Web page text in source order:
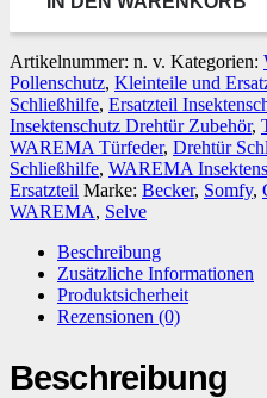
Artikelnummer: n. v. Kategorien:
Pollenschutz, Kleinteile und
Schließhilfe, Ersatzteil
Insektenschutz Drehtür Zubehör,
WAREMA Türfeder, Drehtür
Schließhilfe, WAREMA
Ersatzteil Marke: Becker, Somfy,
WAREMA, Selve
Beschreibung
Zusätzliche Informationen
Produktsicherheit
Rezensionen (0)
Beschreibung